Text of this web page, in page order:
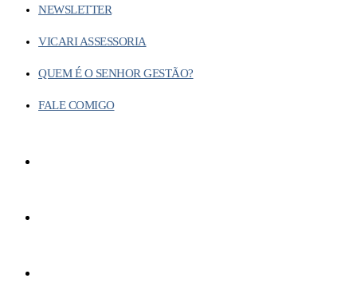
NEWSLETTER
VICARI ASSESSORIA
QUEM É O SENHOR GESTÃO?
FALE COMIGO